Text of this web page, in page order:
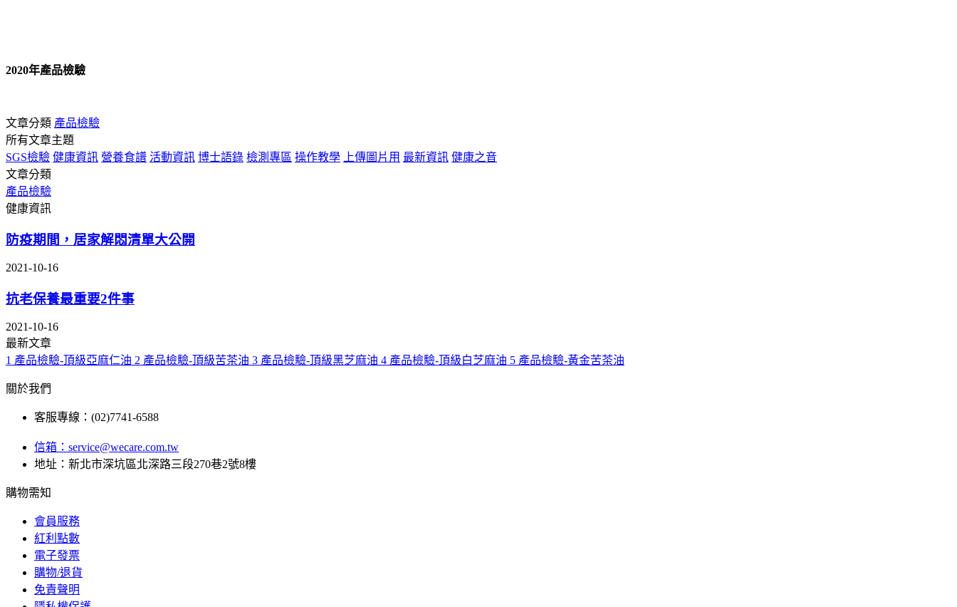
2020年產品檢驗
文章分類 產品檢驗
所有文章主題
SGS檢驗 健康資訊 營養食譜 活動資訊 博士語錄 檢測專區 操作教學 上傳圖片用 最新資訊 健康之音
文章分類
產品檢驗
健康資訊
防疫期間，居家解悶清單大公開
2021-10-16
抗老保養最重要2件事
2021-10-16
最新文章
1 產品檢驗-頂級亞麻仁油 2 產品檢驗-頂級苦茶油 3 產品檢驗-頂級黑芝麻油 4 產品檢驗-頂級白芝麻油 5 產品檢驗-黃金苦茶油
關於我們
客服專線：(02)7741-6588
信箱： service@wecare.com.tw
地址：新北市深坑區北深路三段270巷2號8樓
購物需知
會員服務
紅利點數
電子發票
購物/退貨
免責聲明